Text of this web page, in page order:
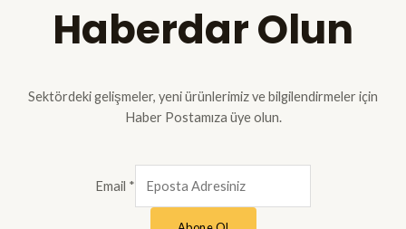
Haberdar Olun
Sektördeki gelişmeler, yeni ürünlerimiz ve bilgilendirmeler için
Haber Postamıza üye olun.
Email *